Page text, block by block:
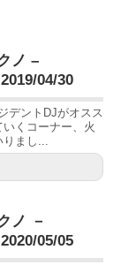
ノ –
04/30
デントDJがオスス
くコーナー、火
まし...
ノ －
05/05